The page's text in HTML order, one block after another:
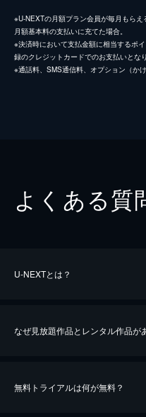
※U-NEXTの月額プラン会員が毎月もら
月額基本料の支払いに充てた場合。
※決済時において支払金額に相当するポ
録のクレジットカードでのお支払いとなり
※通話料、SMS通信料、オプション（か
よくある質
U-NEXTとは？
なぜ見放題作品とレンタル作品が
無料トライアルは何が無料？